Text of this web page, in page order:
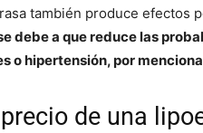
también produce efectos
debe a que reduce las
o hipertensión, por
de una